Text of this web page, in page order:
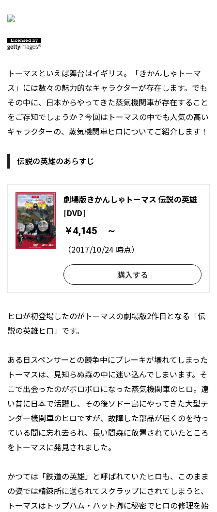
トーマスといえば舞台はイギリス。「きかんしゃトーマ
ス」には数々の魅力的なキャラクターが存在します。でも
その中に、日本からやってきた蒸気機関車が存在すること
をご存知でしょうか？今回はトーマスの中でも人気の高い
キャラクターの、蒸気機関車ヒロについてご紹介します！
伝説の英雄のあらすじ
劇場版きかんしゃトーマス 伝説の英雄
[DVD]
￥4,145 ～
（2017/10/24 時点）
購入する
ヒロが初登場したのがトーマスの劇場版2作目となる「伝
説の英雄ヒロ」です。
ある日スペンサーとの競争中にブレーキが壊れてしまった
トーマスは、見知らぬ森の中に迷い込んでしまいます。そ
こで出会ったのがボロボロになった蒸気機関車のヒロ。遠
い昔に日本で活躍し、その後ソドー島にやってきた大型テ
ンダー機関車のヒロですが、故障した部品が届くのを待っ
ている間に忘れ去られ、長い間森に放置されていたところ
をトーマスに発見されました。
かつては「鉄道の英雄」と呼ばれていたヒロも、このまま
の姿では精錬所に送られてスクラップにされてしまうと、
トーマスはトップハム・ハット卿に秘密でヒロの修理を始